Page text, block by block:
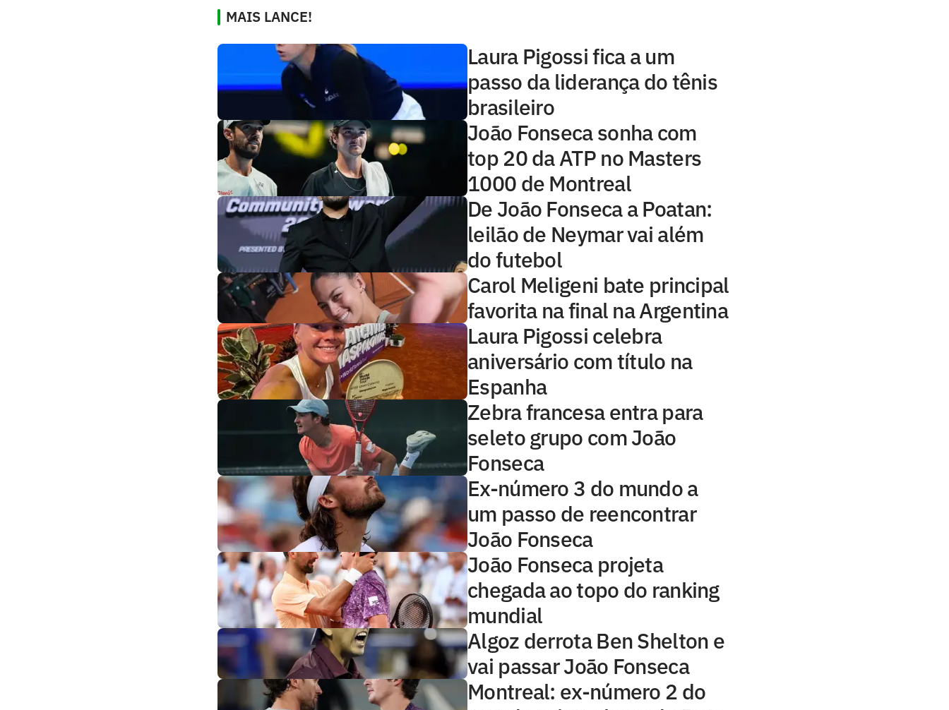
MAIS LANCE!
Laura Pigossi fica a um
passo da liderança do tênis
brasileiro
João Fonseca sonha com
top 20 da ATP no Masters
1000 de Montreal
De João Fonseca a Poatan:
leilão de Neymar vai além
do futebol
Carol Meligeni bate principal
favorita na final na Argentina
Laura Pigossi celebra
aniversário com título na
Espanha
Zebra francesa entra para
seleto grupo com João
Fonseca
Ex-número 3 do mundo a
um passo de reencontrar
João Fonseca
João Fonseca projeta
chegada ao topo do ranking
mundial
Algoz derrota Ben Shelton e
vai passar João Fonseca
Montreal: ex-número 2 do